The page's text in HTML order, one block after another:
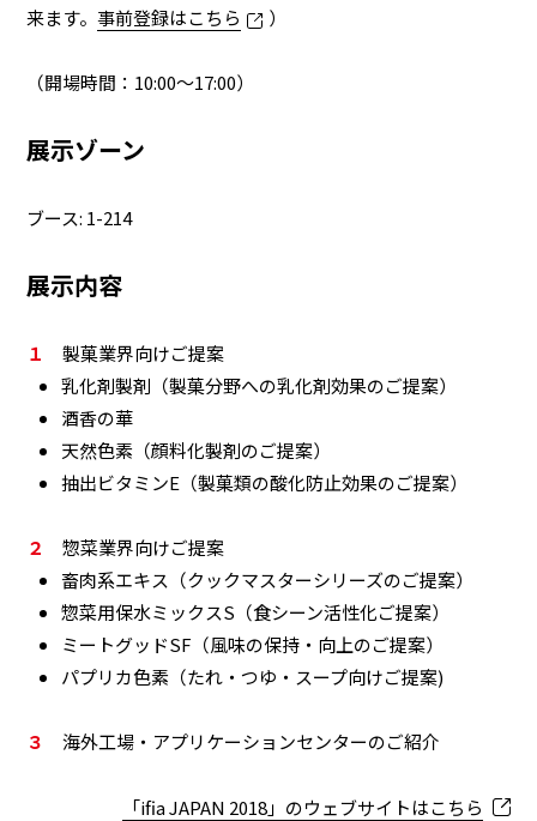
EN
来ます。事前登録はこちら ）
（開場時間：10:00～17:00）
展示ゾーン
ブース: 1-214
展示内容
１
製菓業界向けご提案
乳化剤製剤（製菓分野への乳化剤効果のご提案）
酒香の華
天然色素（顔料化製剤のご提案）
抽出ビタミンE（製菓類の酸化防止効果のご提案）
２
惣菜業界向けご提案
畜肉系エキス（クックマスターシリーズのご提案）
惣菜用保水ミックスS（食シーン活性化ご提案）
ミートグッドSF（風味の保持・向上のご提案）
パプリカ色素（たれ・つゆ・スープ向けご提案)
３ 海外工場・アプリケーションセンターのご紹介
「ifia JAPAN 2018」のウェブサイトはこちら